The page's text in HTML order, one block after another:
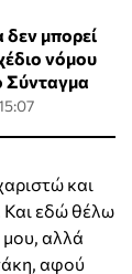
δεν μπορεί
νόμου
Σύνταγμα
και
Και εδώ θέλω
μου, αλλά
αφού